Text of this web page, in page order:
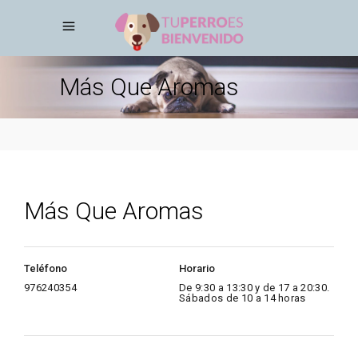
Más Que Aromas
Más Que Aromas
Teléfono
976240354
Horario
De 9:30 a 13:30 y de 17 a 20:30.
Sábados de 10 a 14 horas